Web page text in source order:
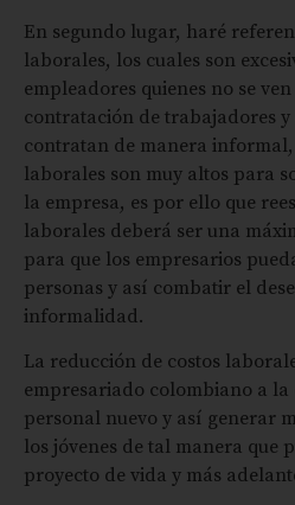
En segundo lugar, haré
laborales, los cuales son
empleadores quienes no se
contratación de trabajadores
contratan de manera informal,
laborales son muy altos para
la empresa, es por ello que
laborales deberá ser una
para que los empresarios
personas y así combatir el
informalidad.
La reducción de costos
empresariado colombiano a
personal nuevo y así generar
los jóvenes de tal manera que
proyecto de vida y más